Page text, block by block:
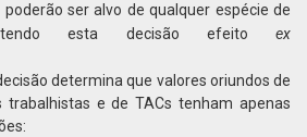
ser alvo de qualquer espécie de
tendo esta decisão efeito ex
determina que valores oriundos de
trabalhistas e de TACs tenham apenas